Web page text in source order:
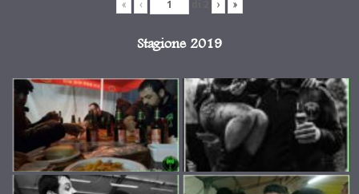
« ‹ › »
Stagione 2019